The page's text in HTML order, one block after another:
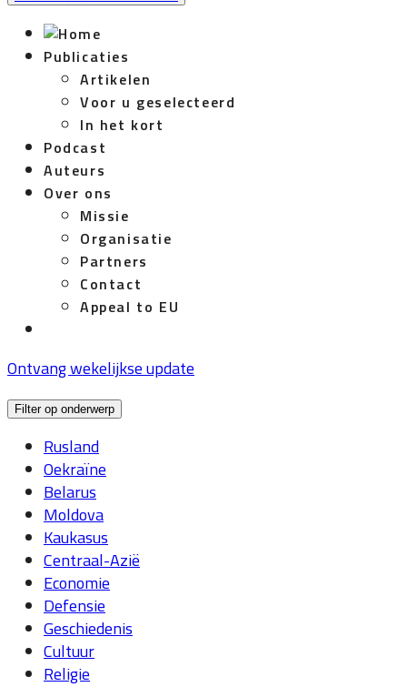
Publicaties
Artikelen
Voor u geselecteerd
In het kort
Podcast
Auteurs
Over ons
Missie
Organisatie
Partners
Contact
Appeal to EU
Ontvang wekelijkse update
Filter op onderwerp
Rusland
Oekraïne
Belarus
Moldova
Kaukasus
Centraal-Azië
Economie
Defensie
Geschiedenis
Cultuur
Religie